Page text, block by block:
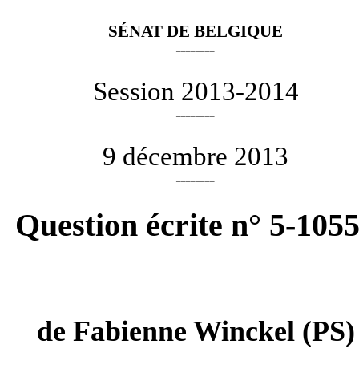
SÉNAT DE BELGIQUE
Session 2013-2014
9 décembre 2013
Question écrite n° 5-
de Fabienne Winckel (PS)